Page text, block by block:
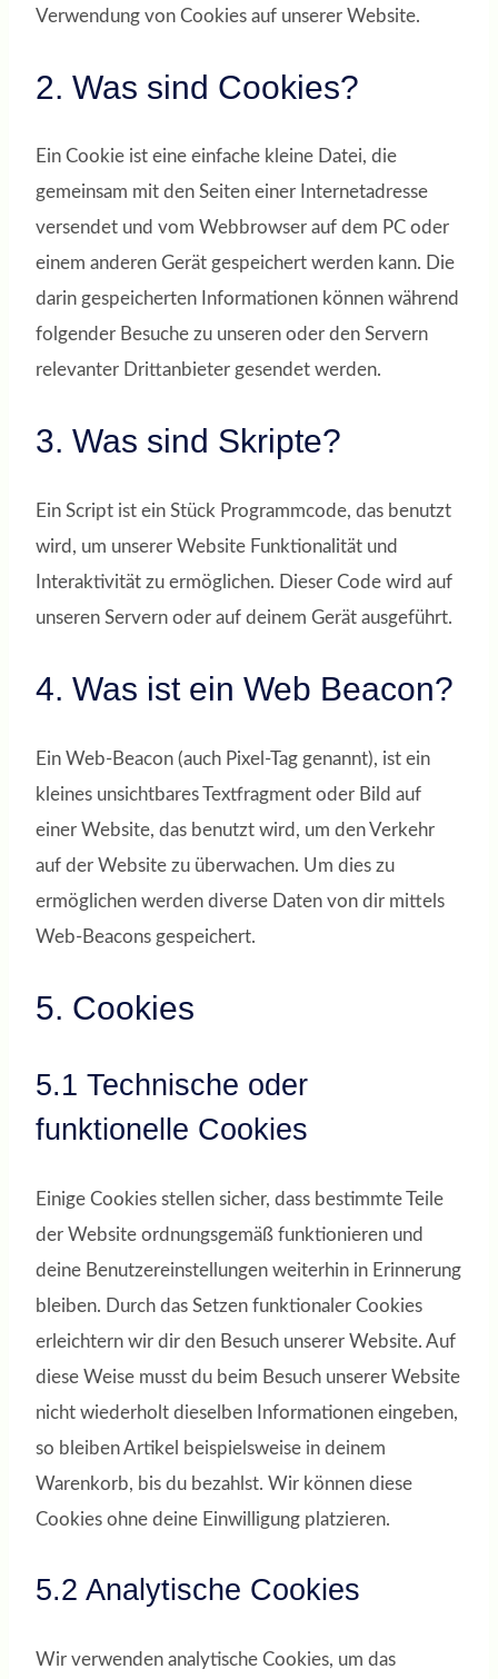
Verwendung von Cookies auf unserer Website.
2. Was sind Cookies?
Ein Cookie ist eine einfache kleine Datei, die
gemeinsam mit den Seiten einer Internetadresse
versendet und vom Webbrowser auf dem PC oder
einem anderen Gerät gespeichert werden kann. Die
darin gespeicherten Informationen können während
folgender Besuche zu unseren oder den Servern
relevanter Drittanbieter gesendet werden.
3. Was sind Skripte?
Ein Script ist ein Stück Programmcode, das benutzt
wird, um unserer Website Funktionalität und
Interaktivität zu ermöglichen. Dieser Code wird auf
unseren Servern oder auf deinem Gerät ausgeführt.
4. Was ist ein Web Beacon?
Ein Web-Beacon (auch Pixel-Tag genannt), ist ein
kleines unsichtbares Textfragment oder Bild auf
einer Website, das benutzt wird, um den Verkehr
auf der Website zu überwachen. Um dies zu
ermöglichen werden diverse Daten von dir mittels
Web-Beacons gespeichert.
5. Cookies
5.1 Technische oder
funktionelle Cookies
Einige Cookies stellen sicher, dass bestimmte Teile
der Website ordnungsgemäß funktionieren und
deine Benutzereinstellungen weiterhin in Erinnerung
bleiben. Durch das Setzen funktionaler Cookies
erleichtern wir dir den Besuch unserer Website. Auf
diese Weise musst du beim Besuch unserer Website
nicht wiederholt dieselben Informationen eingeben,
so bleiben Artikel beispielsweise in deinem
Warenkorb, bis du bezahlst. Wir können diese
Cookies ohne deine Einwilligung platzieren.
5.2 Analytische Cookies
Wir verwenden analytische Cookies, um das